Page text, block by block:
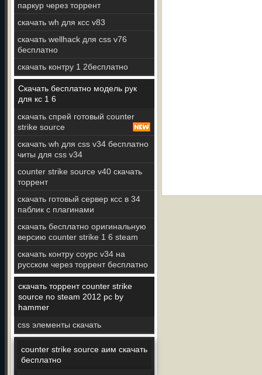
паркур через торрент
скачать wh для ксс v83
скачать wellhack для css v76
бесплатно
скачать контру 1 2бесплатно
Скачать бесплатно модель рук
для кс 1 6
скачать спрей готовый counter
strike source
скачать wh для css v34 бесплатно
читы для css v34
counter strike source v40 скачать
торрент
скачать готовый сервер ксс в 34
паблик с плагинами
скачать бесплатно оригинальную
версию counter strike 1 6 steam
скачать контру соурс v34 на
русском через торрент бесплатно
скачать торрент counter strike
source no steam 2012 pc by
hammer
css элементы скачать
counter strike source аим скачать
бесплатно